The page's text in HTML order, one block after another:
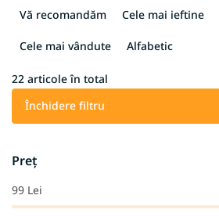
e
e
t
a
p
r
o
Vă recomandăm Cele mai ieftine
Cele mai vândute Alfabetic
22 articole în total
Închidere filtru
Preţ
99 Lei